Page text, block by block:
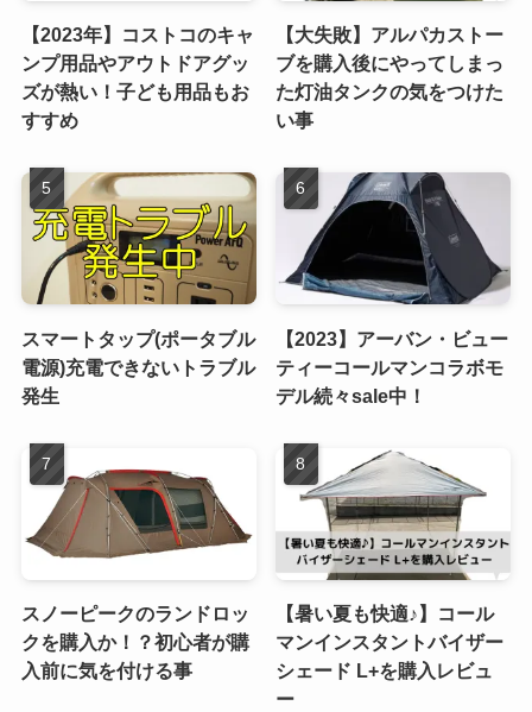
【2023年】コストコのキャ
ンプ用品やアウトドアグッ
ズが熱い！子ども用品もお
すすめ
【大失敗】アルパカストー
ブを購入後にやってしまっ
た灯油タンクの気をつけた
い事
スマートタップ(ポータブル
電源)充電できないトラブル
発生
【2023】アーバン・ビュー
ティーコールマンコラボモ
デル続々sale中！
スノーピークのランドロッ
クを購入か！？初心者が購
入前に気を付ける事
【暑い夏も快適♪】コール
マンインスタントバイザー
シェード L+を購入レビュ
ー